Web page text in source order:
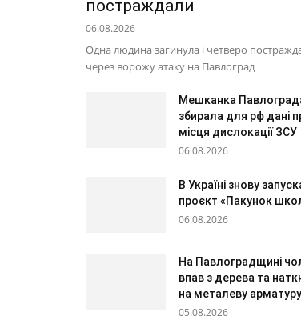
постраждали
06.08.2026
Одна людина загинула і четверо
через ворожу атаку на Павлоград
Мешканка
збирала для рф дані
місця дислокації ЗСУ
06.08.2026
В Україні знову
проєкт «Пакунок
06.08.2026
На Павлоградщині
впав з дерева та
на металеву
05.08.2026